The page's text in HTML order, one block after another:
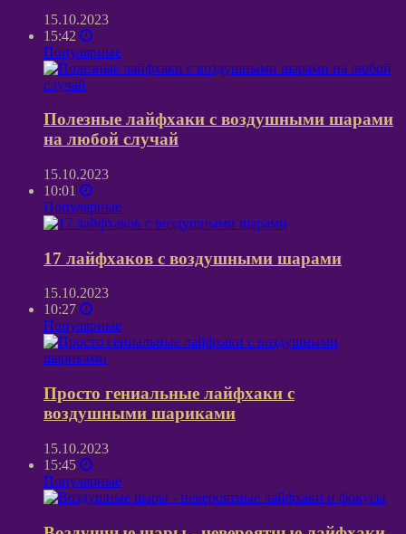
15.10.2023
15:42
Популярные
Полезные лайфхаки с воздушными шарами
на любой случай
15.10.2023
10:01
Популярные
17 лайфхаков с воздушными шарами
15.10.2023
10:27
Популярные
Просто гениальные лайфхаки с
воздушными шариками
15.10.2023
15:45
Популярные